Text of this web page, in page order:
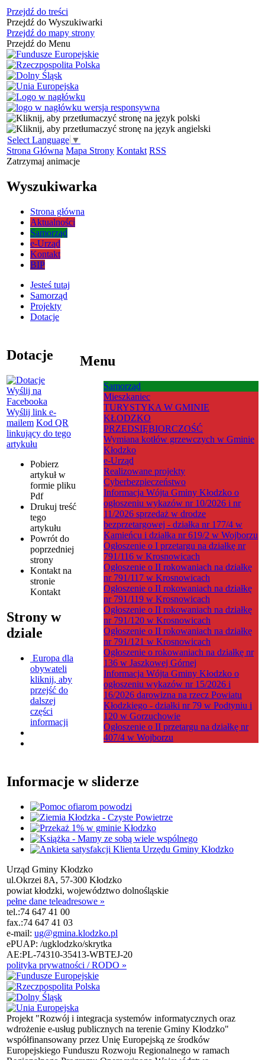
Przejdź do treści
Przejdź do Wyszukiwarki
Przejdź do mapy strony
Przejdź do Menu
Select Language ▼
Strona Główna Mapa Strony Kontakt RSS
Zatrzymaj animacje
Wyszukiwarka
Strona główna
Aktualności
Samorząd
e-Urząd
Kontakt
BIP
Jesteś tutaj
Samorząd
Projekty
Dotacje
Dotacje
Wyślij na
Facebooka
Wyślij link e-
mailem Kod QR
linkujący do tego
artykułu
Pobierz
artykuł w
formie pliku
Pdf
Drukuj treść
tego
artykułu
Powrót do
poprzedniej
strony
Kontakt na
stronie
Kontakt
Strony w
dziale
Europa dla
obywateli
kliknij, aby
przejść do
dalszej
części
informacji
Menu
Samorząd
Mieszkaniec
TURYSTYKA W GMINIE
KŁODZKO
PRZEDSIĘBIORCZOŚĆ
Wymiana kotłów grzewczych w Gminie
Kłodzko
e-Urząd
Realizowane projekty
Cyberbezpieczeństwo
Informacja Wójta Gminy Kłodzko o
ogłoszeniu wykazów nr 10/2026 i nr
11/2026 sprzedaż w drodze
bezprzetargowej - działka nr 177/4 w
Kamieńcu i działka nr 619/2 w Wojborzu
Ogłoszenie o I przetargu na działkę nr
791/116 w Krosnowicach
Ogłoszenie o II rokowaniach na działkę
nr 791/117 w Krosnowicach
Ogłoszenie o II rokowaniach na działkę
nr 791/119 w Krosnowicach
Ogłoszenie o II rokowaniach na działkę
nr 791/120 w Krosnowicach
Ogłoszenie o II rokowaniach na działkę
nr 791/121 w Krosnowicach
Ogłoszenie o rokowaniach na działkę nr
136 w Jaszkowej Górnej
Informacja Wójta Gminy Kłodzko o
ogłoszeniu wykazów nr 15/2026 i
16/2026 darowizna na rzecz Powiatu
Kłodzkiego - działki nr 79 w Podtyniu i
120 w Gorzuchowie
Ogłoszenie o II przetargu na działkę nr
407/4 w Wojborzu
Informacje w sliderze
Urząd Gminy Kłodzko
ul.Okrzei 8A, 57-300 Kłodzko
powiat kłodzki, województwo dolnośląskie
pełne dane teleadresowe »
tel.:74 647 41 00
fax.:74 647 41 03
e-mail: ug@gmina.klodzko.pl
ePUAP: /ugklodzko/skrytka
AE:PL-74310-35413-WBTEJ-20
polityka prywatności / RODO »
Projekt "Rozwój i integracja systemów informatycznych oraz
wdrożenie e-usług publicznych na terenie Gminy Kłodzko"
współfinansowany przez Unię Europejską ze środków
Europejskiego Funduszu Rozwoju Regionalnego w ramach